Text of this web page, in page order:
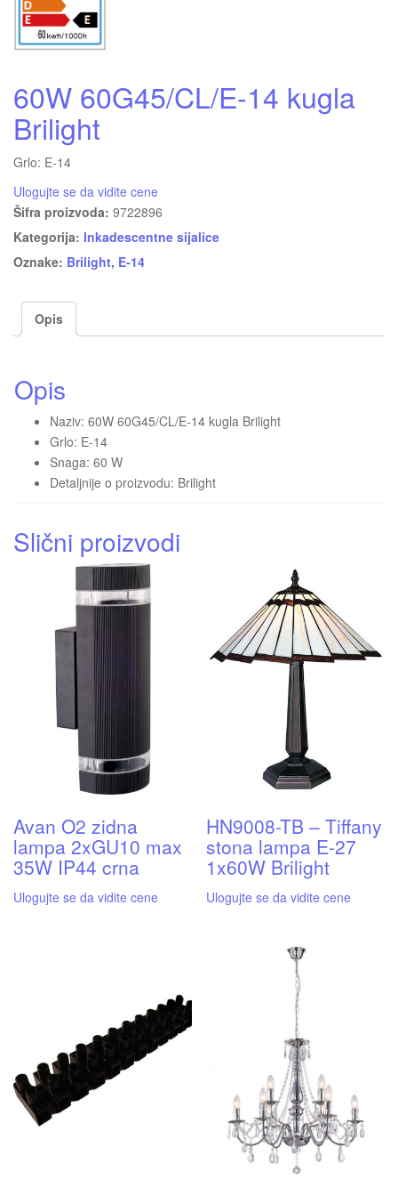
60W 60G45/CL/E-14 kugla
Brilight
Grlo: E-14
Ulogujte se da vidite cene
Šifra proizvoda: 9722896
Kategorija: Inkadescentne sijalice
Oznake: Brilight, E-14
Opis
Opis
Naziv: 60W 60G45/CL/E-14 kugla Brilight
Grlo: E-14
Snaga: 60 W
Detaljnije o proizvodu: Brilight
Slični proizvodi
Avan O2 zidna
lampa 2xGU10 max
35W IP44 crna
Ulogujte se da vidite cene
HN9008-TB – Tiffany
stona lampa E-27
1x60W Brilight
Ulogujte se da vidite cene